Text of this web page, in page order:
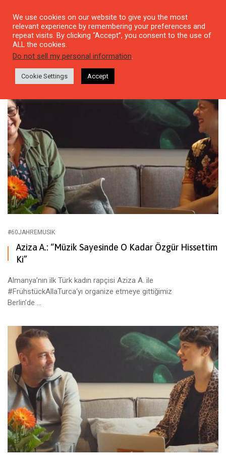
Tag: #gastarbeitergroove
#60JAHREMUSIK
Aziza A.: “Müzik Sayesinde O Kadar Özgür Hissettim
Ki”
Almanya’nın ilk Türk kadın rapçisi Aziza A. ile
#FrühstückAllaTurca‘yı organize etmeye gittiğimiz
Berlin’de ...
We use cookies on our website to give you the most
relevant experience by remembering your preferences and
repeat visits. By clicking “Accept”, you consent to the use of
ALL the cookies.
Do not sell my personal information.
Cookie Settings Accept